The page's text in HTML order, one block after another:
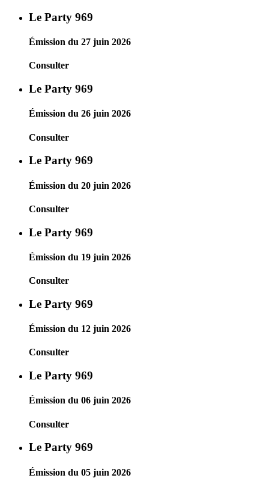
Le Party 969
Émission du 27 juin 2026
Consulter
Le Party 969
Émission du 26 juin 2026
Consulter
Le Party 969
Émission du 20 juin 2026
Consulter
Le Party 969
Émission du 19 juin 2026
Consulter
Le Party 969
Émission du 12 juin 2026
Consulter
Le Party 969
Émission du 06 juin 2026
Consulter
Le Party 969
Émission du 05 juin 2026